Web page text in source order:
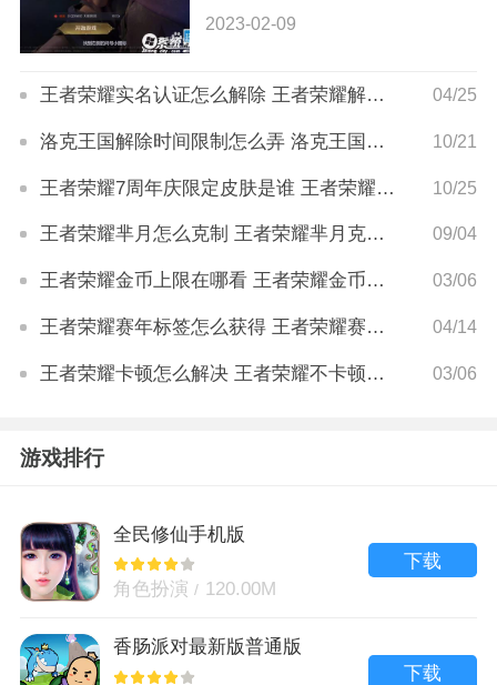
2023-02-09
王者荣耀实名认证怎么解除 王者荣耀解除实名方法 04/25
洛克王国解除时间限制怎么弄 洛克王国解除时间限制方法 10/21
王者荣耀7周年庆限定皮肤是谁 王者荣耀七周年限定皮肤什么时候出 10/25
王者荣耀芈月怎么克制 王者荣耀芈月克制方法 09/04
王者荣耀金币上限在哪看 王者荣耀金币上限查看方法 03/06
王者荣耀赛年标签怎么获得 王者荣耀赛年标签获取方法 04/14
王者荣耀卡顿怎么解决 王者荣耀不卡顿设置教程 03/06
游戏排行
全民修仙手机版
角色扮演 120.00M
下载
香肠派对最新版普通版
下载